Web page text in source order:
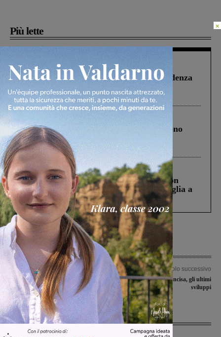
Più lette
Figline Incisa Valdarno 1 Agosto 2026
Piscina di Figline finanziata oltre la scadenza
Pnrr, il gruppo di Fratelli d’Italia: “Un
ringraziamento al Governo”
Cronaca 4 Agosto 2026
Un anno fa la strage in A1 in cui morirono
Gianni, Giulia e Franco. Lo schianto, il
processo, lo stop ai sorpassi fra tir....
Cronaca 3 Agosto 2026
Scomparso da una struttura di Castiglion
Fiorentino l’uomo che aveva ucciso la figlia a
Levane nel 2020
Articolo precedente
Stop alle truffe: i carabinieri
insegnano ai cittadini come difendersi
Articolo successivo
Mercato Ideal Club Incisa, gli ultimi
sviluppi
Ultime Notizie
×